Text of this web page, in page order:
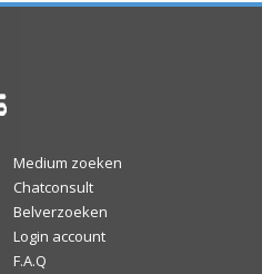
Medium zoeken
Chatconsult
Belverzoeken
Login account
F.A.Q